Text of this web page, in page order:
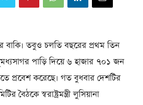
তবুও চলতি বছরের প্রথম তিন
পাড়ি দিয়ে ৬ হাজার ৭০১ জন
প্রবেশ করেছে। গত বুধবার দেশটির
বৈঠকে স্বরাষ্ট্রমন্ত্রী লুসিয়ানা